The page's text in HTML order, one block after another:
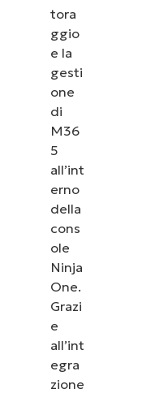
tora
ggio
e la
gesti
one
di
M36
5
all’int
erno
della
cons
ole
Ninja
One.
Grazi
e
all’int
egra
zione